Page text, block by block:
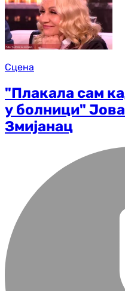
Сцена
"Плакала сам
у болници"
Змијанац